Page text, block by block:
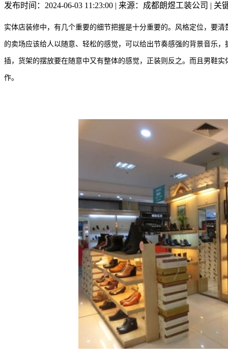
发布时间：2024-06-03 11:23:00 | 来源：成都朗煜工装公司 | 关
实体店装修中，有几个重要的细节把握是十分重要的。风格定位，要
的卖场应该给人以随意、轻松的感觉，可以给出节奏感强的背景音乐
插，货架的摆放要在随意中又有整体的感觉，正装则反之。而且男鞋
作。